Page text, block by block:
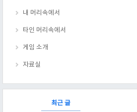
내 머리속에서
타인 머리속에서
게임 소개
자료실
최근 글